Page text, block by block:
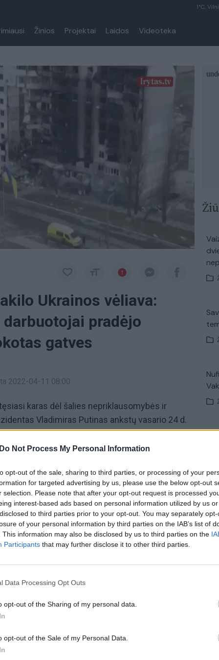
Do Not Process My Personal Information
opt-out of the sale, sharing to third parties, or processing of your
for targeted advertising by us, please use the below opt-out
selection. Please note that after your opt-out request is processed
interest-based ads based on personal information utilized by us
to third parties prior to your opt-out. You may separately
of your personal information by third parties on the IAB’s list of
This information may also be disclosed by us to third parties on the
Participants that may further disclose it to other third parties.
Data Processing Opt Outs
opt-out of the Sharing of my personal data.
opt-out of the Sale of my Personal Data.
1°C,
Žinios Projektai Laidos Videoteka
Ukrainos vėliava:
pradėjo
gatves
2022-04-11 08:00
karas dėl šalies nepriklausomybės ir
Vladimiras Putinas ankstų vasario 24 d.
į kaimyninę šalį. Rusijos kariai diena iš
Ukrainos infrastruktūros objektus, raketomis
kur žūsta kariai ir civiliai gyventojai.
Borodiankos mieste vėl pakilusi šalies
darbuotojaiprisideda prie darbų ir pradeda valyti
tik Lrytas.TV karas Ukrainoje
–
užgaulūs įvardžiai